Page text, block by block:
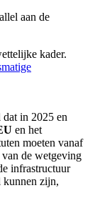
aan de
kader.
in 2025 en
en het
moeten vanaf
van de wetgeving
infrastructuur
kunnen zijn,